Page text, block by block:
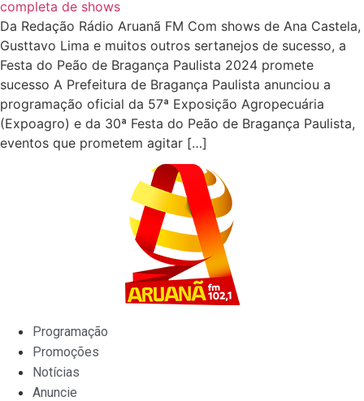
Da Redação Rádio Aruanã FM Com shows de Ana Castela,
Gusttavo Lima e muitos outros sertanejos de sucesso, a
Festa do Peão de Bragança Paulista 2024 promete
sucesso A Prefeitura de Bragança Paulista anunciou a
programação oficial da 57ª Exposição Agropecuária
(Expoagro) e da 30ª Festa do Peão de Bragança Paulista,
eventos que prometem agitar […]
Programação
Promoções
Notícias
Anuncie